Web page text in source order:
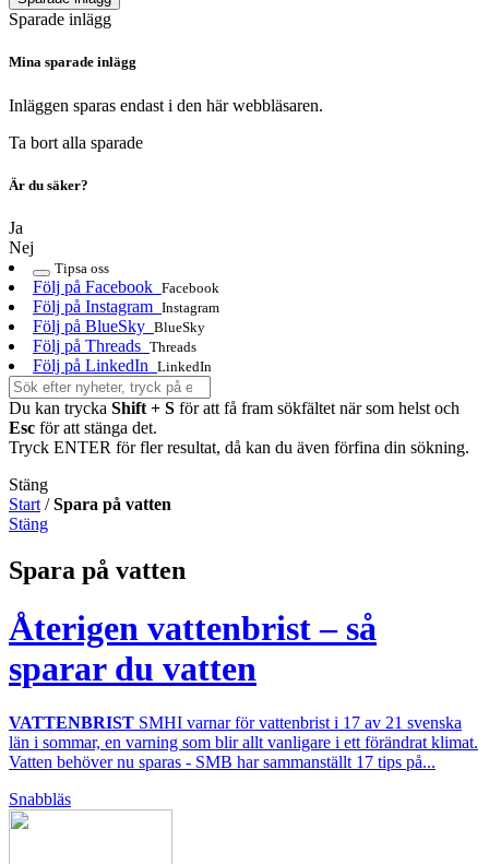
Sparade inlägg
Mina sparade inlägg
Inläggen sparas endast i den här webbläsaren.
Ta bort alla sparade
Är du säker?
Ja
Nej
Tipsa oss
Följ på Facebook Facebook
Följ på Instagram Instagram
Följ på BlueSky BlueSky
Följ på Threads Threads
Följ på LinkedIn LinkedIn
Du kan trycka Shift + S för att få fram sökfältet när som helst och
Esc för att stänga det.
Tryck ENTER för fler resultat, då kan du även förfina din sökning.
Stäng
Start /Spara på vatten
Stäng
Spara på vatten
Återigen vattenbrist – så
sparar du vatten
VATTENBRIST SMHI varnar för vattenbrist i 17 av 21 svenska
län i sommar, en varning som blir allt vanligare i ett förändrat klimat.
Vatten behöver nu sparas - SMB har sammanställt 17 tips på...
Snabbläs